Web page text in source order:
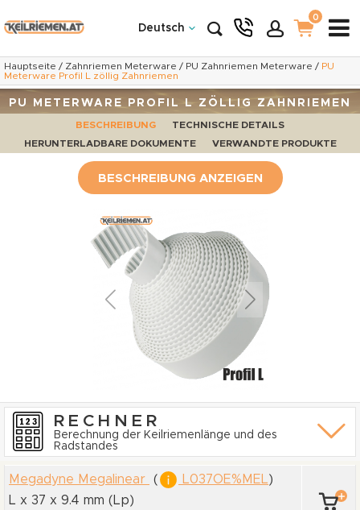
Deutsch
0
Hauptseite / Zahnriemen Meterware / PU Zahnriemen Meterware / PU
Meterware Profil L zöllig Zahnriemen
PU METERWARE PROFIL L ZÖLLIG ZAHNRIEMEN
BESCHREIBUNG
TECHNISCHE DETAILS
HERUNTERLADBARE DOKUMENTE
VERWANDTE PRODUKTE
BESCHREIBUNG ANZEIGEN
RECHNER
Berechnung der Keilriemenlänge und des
Radstandes
Megadyne Megalinear ( L037OE%MEL)
L x 37 x 9.4 mm (Lp)